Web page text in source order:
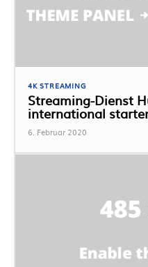
4K STREAMING
Streaming-Dienst
international
6. Februar 2020